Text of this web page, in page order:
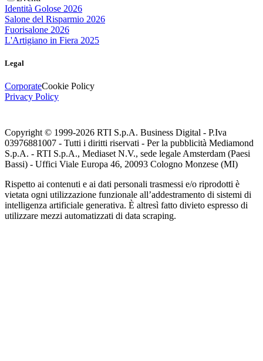
Identità Golose 2026
Salone del Risparmio 2026
Fuorisalone 2026
L'Artigiano in Fiera 2025
Legal
CorporateCookie Policy
Privacy Policy
Copyright © 1999-2026 RTI S.p.A. Business Digital - P.Iva
03976881007 - Tutti i diritti riservati - Per la pubblicità Mediamond
S.p.A. - RTI S.p.A., Mediaset N.V., sede legale Amsterdam (Paesi
Bassi) - Uffici Viale Europa 46, 20093 Cologno Monzese (MI)
Rispetto ai contenuti e ai dati personali trasmessi e/o riprodotti è
vietata ogni utilizzazione funzionale all’addestramento di sistemi di
intelligenza artificiale generativa. È altresì fatto divieto espresso di
utilizzare mezzi automatizzati di data scraping.